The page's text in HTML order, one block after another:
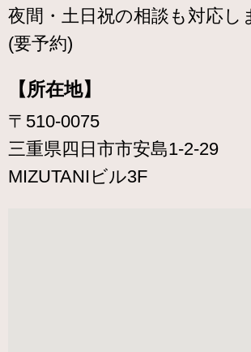
夜間・土日祝の相談も対応し
(要予約)
【所在地】
〒510-0075
三重県四日市市安島1-2-29
MIZUTANIビル3F